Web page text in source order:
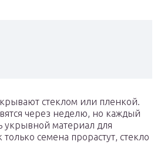
стеклом или пленкой.
через неделю, но каждый
укрывной материал для
семена прорастут, стекло